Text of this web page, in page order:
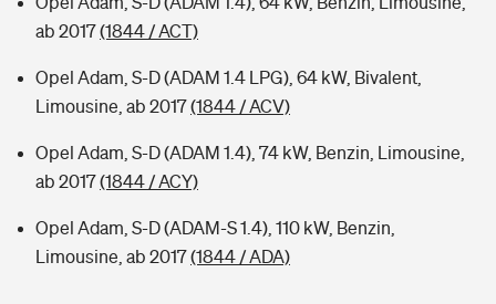
ab 2017(1844 / ACT)
Opel Adam, S-D (ADAM 1.4 LPG), 64 kW, Bivalent,
Limousine, ab 2017(1844 / ACV)
Opel Adam, S-D (ADAM 1.4), 74 kW, Benzin, Limousine,
ab 2017(1844 / ACY)
Opel Adam, S-D (ADAM-S 1.4), 110 kW, Benzin,
Limousine, ab 2017(1844 / ADA)